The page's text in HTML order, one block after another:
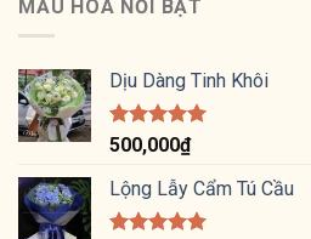
MẪU HOA NỔI BẬT
Dịu Dàng Tinh Khôi
Được xếp
hạng
5.00
5 sao
500,000₫
Lộng Lẫy Cẩm Tú Cầu